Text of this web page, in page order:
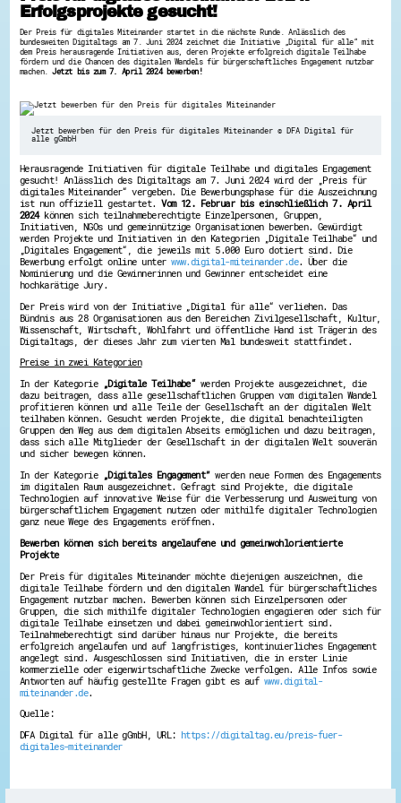
Hessen hilft Ukraine
Zeig uns dein Ehrenamt
Wettbewerb | Trikotwettbewerb
8 Vereine x 80 Jahre x 1.000 €
Menschen des Respekts
Gestalte dein Ehrenamt
Ehrenamts-Card Hessen
Engagement-Lotsen
Crowdfunding - Viele schaffen mehr
Förderprogramme
Ehrentag
Freiwilligenmanagement
Kompetenznachweis Hessen
Zeugnisbeiblatt
Service-Learning
GEMA-Pakt
Di@-Lotsen in Hessen
Energiepreiskrise und Ehrenamt
Flüchtlingshilfe + Integration
Generationsübergreifend aktiv
Qualifizierung & Fortbildung
Stiftungen
Vereine, Spenden, Steuern - Gut zu Wissen
Versicherungsschutz
Zahlen, Daten, Fakten aus Hessen
Service
Suche
Downloads
Kontakt
Impressum
Datenschutz
Erklärung zur Barrierefreiheit
Barriere melden
Erfolgsprojekte gesucht!
Der Preis für digitales Miteinander startet in die nächste Runde. Anlässlich des
bundesweiten Digitaltags am 7. Juni 2024 zeichnet die Initiative „Digital für alle“ mit
dem Preis herausragende Initiativen aus, deren Projekte erfolgreich digitale Teilhabe
fördern und die Chancen des digitalen Wandels für bürgerschaftliches Engagement nutzbar
machen.Jetzt bis zum 7. April 2024 bewerben!
Jetzt bewerben für den Preis für digitales Miteinander © DFA Digital für
alle gGmbH
Herausragende Initiativen für digitale Teilhabe und digitales Engagement
gesucht! Anlässlich des Digitaltags am 7. Juni 2024 wird der „Preis für
digitales Miteinander“ vergeben. Die Bewerbungsphase für die Auszeichnung
ist nun offiziell gestartet.Vom 12. Februar bis einschließlich 7. April
2024können sich teilnahmeberechtigte Einzelpersonen, Gruppen,
Initiativen, NGOs und gemeinnützige Organisationen bewerben. Gewürdigt
werden Projekte und Initiativen in den Kategorien „Digitale Teilhabe“ und
„Digitales Engagement“, die jeweils mit 5.000 Euro dotiert sind. Die
Bewerbung erfolgt online unterwww.digital-miteinander.de. Über die
Nominierung und die Gewinnerinnen und Gewinner entscheidet eine
hochkarätige Jury.
Der Preis wird von der Initiative „Digital für alle“ verliehen. Das
Bündnis aus 28 Organisationen aus den Bereichen Zivilgesellschaft, Kultur,
Wissenschaft, Wirtschaft, Wohlfahrt und öffentliche Hand ist Trägerin des
Digitaltags, der dieses Jahr zum vierten Mal bundesweit stattfindet.
Preise in zwei Kategorien
In der Kategorie „Digitale Teilhabe“werden Projekte ausgezeichnet, die
dazu beitragen, dass alle gesellschaftlichen Gruppen vom digitalen Wandel
profitieren können und alle Teile der Gesellschaft an der digitalen Welt
teilhaben können. Gesucht werden Projekte, die digital benachteiligten
Gruppen den Weg aus dem digitalen Abseits ermöglichen und dazu beitragen,
dass sich alle Mitglieder der Gesellschaft in der digitalen Welt souverän
und sicher bewegen können.
In der Kategorie „Digitales Engagement”werden neue Formen des Engagements
im digitalen Raum ausgezeichnet. Gefragt sind Projekte, die digitale
Technologien auf innovative Weise für die Verbesserung und Ausweitung von
bürgerschaftlichem Engagement nutzen oder mithilfe digitaler Technologien
ganz neue Wege des Engagements eröffnen.
Bewerben können sich bereits angelaufene und gemeinwohlorientierte
Projekte
Der Preis für digitales Miteinander möchte diejenigen auszeichnen, die
digitale Teilhabe fördern und den digitalen Wandel für bürgerschaftliches
Engagement nutzbar machen. Bewerben können sich Einzelpersonen oder
Gruppen, die sich mithilfe digitaler Technologien engagieren oder sich für
digitale Teilhabe einsetzen und dabei gemeinwohlorientiert sind.
Teilnahmeberechtigt sind darüber hinaus nur Projekte, die bereits
erfolgreich angelaufen und auf langfristiges, kontinuierliches Engagement
angelegt sind. Ausgeschlossen sind Initiativen, die in erster Linie
kommerzielle oder eigenwirtschaftliche Zwecke verfolgen. Alle Infos sowie
Antworten auf häufig gestellte Fragen gibt es auf www.digital-
miteinander.de.
Quelle:
DFA Digital für alle gGmbH, URL: https://digitaltag.eu/preis-fuer-
digitales-miteinander